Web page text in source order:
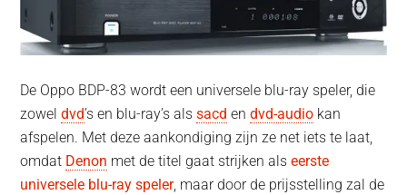
De Oppo BDP-83 wordt een universele blu-ray speler, die
zoweldvd’s en blu-ray’s alssacd endvd-audio kan
afspelen. Met deze aankondiging zijn ze net iets te laat,
omdat Denon met de titel gaat strijken alseerste
universele blu-ray speler, maar door de prijsstelling zal de